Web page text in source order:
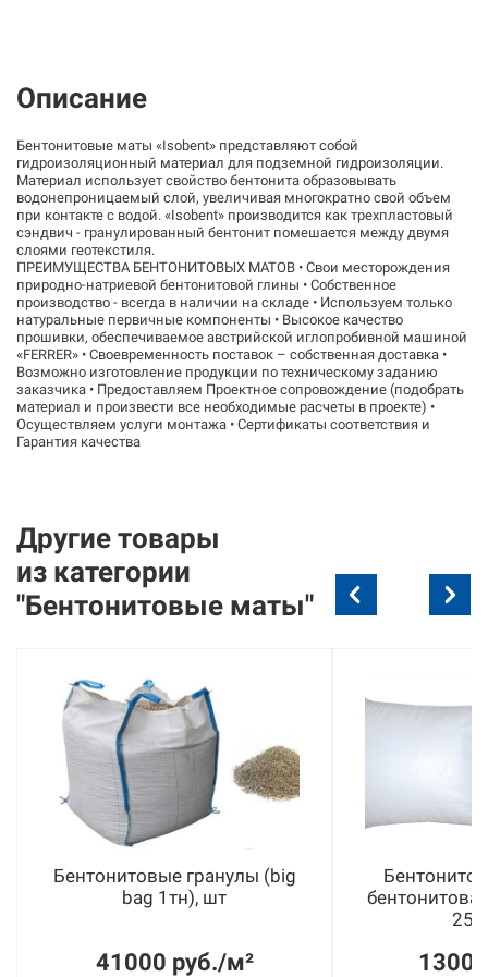
Описание
Бентонитовые маты «Isobent» представляют собой
гидроизоляционный материал для подземной гидроизоляции.
Материал использует свойство бентонита образовывать
водонепроницаемый слой, увеличивая многократно свой объем
при контакте с водой. «Isobent» производится как трехпластовый
сэндвич - гранулированный бентонит помешается между двумя
слоями геотекстиля.
ПРЕИМУЩЕСТВА БЕНТОНИТОВЫХ МАТОВ • Свои месторождения
природно-натриевой бентонитовой глины • Собственное
производство - всегда в наличии на складе • Используем только
натуральные первичные компоненты • Высокое качество
прошивки, обеспечиваемое австрийской иглопробивной машиной
«FERRER» • Своевременность поставок – собственная доставка •
Возможно изготовление продукции по техническому заданию
заказчика • Предоставляем Проектное сопровождение (подобрать
материал и произвести все необходимые расчеты в проекте) •
Осуществляем услуги монтажа • Сертификаты соответствия и
Гарантия качества
Другие товары
из категории
"Бентонитовые маты"
Бентонитовые гранулы (big
bag 1тн), шт
41000 руб./м² 1300